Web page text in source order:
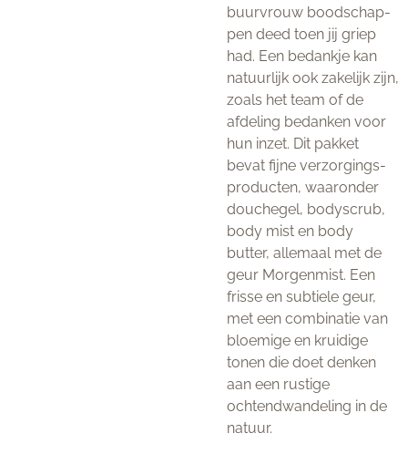
buurvrouw boodschap-
pen deed toen jij griep
had. Een bedankje kan
natuurlijk ook zakelijk zijn,
zoals het team of de
afdeling bedanken voor
hun inzet. Dit pakket
bevat fijne verzorgings-
producten, waaronder
douchegel, bodyscrub,
body mist en body
butter, allemaal met de
geur Morgenmist. Een
frisse en subtiele geur,
met een combinatie van
bloemige en kruidige
tonen die doet denken
aan een rustige
ochtendwandeling in de
natuur.